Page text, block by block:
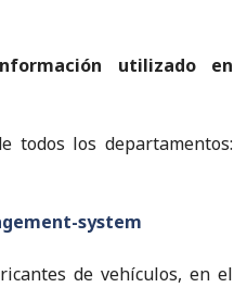
utilizado en
todos los departamentos:
system
de vehículos, en el